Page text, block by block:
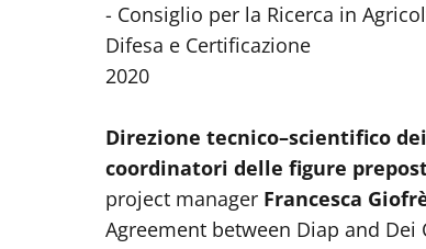
- Consiglio per la Ricerca in
Difesa e Certificazione
2020
Direzione tecnico–scientifico
coordinatori delle figure
project manager Francesca
Agreement between Diap and Dei